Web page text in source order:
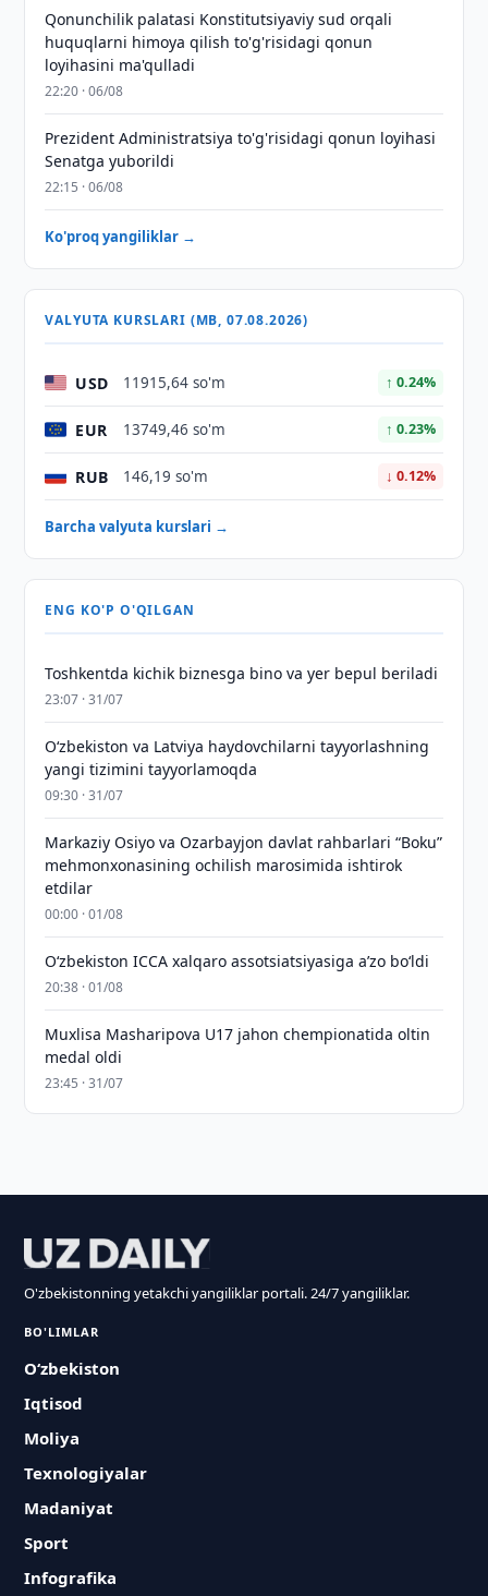
Qonunchilik palatasi Konstitutsiyaviy sud orqali
huquqlarni himoya qilish to'g'risidagi qonun
loyihasini ma'qulladi
22:20 · 06/08
Prezident Administratsiya to'g'risidagi qonun loyihasi
Senatga yuborildi
22:15 · 06/08
Ko'proq yangiliklar →
VALYUTA KURSLARI (MB, 07.08.2026)
USD 11915,64 so'm ↑ 0.24%
EUR 13749,46 so'm ↑ 0.23%
RUB 146,19 so'm ↓ 0.12%
Barcha valyuta kurslari →
ENG KO'P O'QILGAN
Toshkentda kichik biznesga bino va yer bepul beriladi
23:07 · 31/07
Oʻzbekiston va Latviya haydovchilarni tayyorlashning
yangi tizimini tayyorlamoqda
09:30 · 31/07
Markaziy Osiyo va Ozarbayjon davlat rahbarlari “Boku”
mehmonxonasining ochilish marosimida ishtirok
etdilar
00:00 · 01/08
O‘zbekiston ICCA xalqaro assotsiatsiyasiga aʼzo bo‘ldi
20:38 · 01/08
Muxlisa Masharipova U17 jahon chempionatida oltin
medal oldi
23:45 · 31/07
O'zbekistonning yetakchi yangiliklar portali. 24/7 yangiliklar.
BO'LIMLAR
O‘zbekiston
Iqtisod
Moliya
Texnologiyalar
Madaniyat
Sport
Infografika